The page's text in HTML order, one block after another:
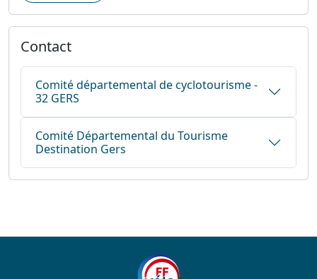
Contact
Comité départemental de cyclotourisme -
32 GERS
Comité Départemental du Tourisme
Destination Gers